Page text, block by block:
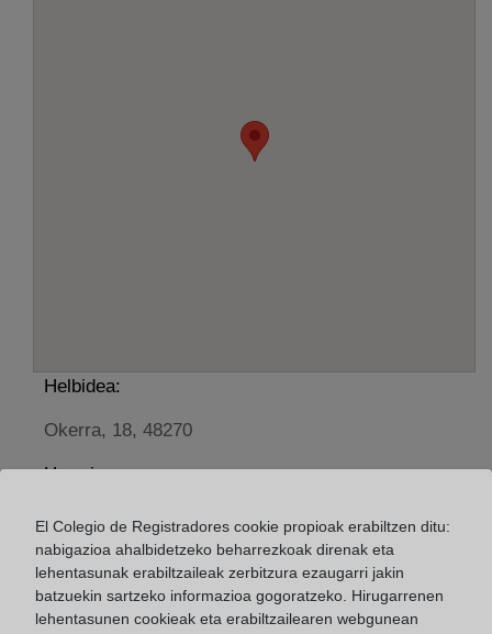
Helbidea:
Okerra, 18, 48270
Horario:
De lunes a viernes de 09:00 a 17:00 horas
Agosto: De lunes a viernes de 09:00 a 14:00 horas
Los días 24 y 31 de diciembre de 09:00 a 14:00
horas
El Colegio de Registradores cookie propioak erabiltzen ditu:
nabigazioa ahalbidetzeko beharrezkoak direnak eta
lehentasunak erabiltzaileak zerbitzura ezaugarri jakin
batzuekin sartzeko informazioa gogoratzeko. Hirugarrenen
lehentasunen cookieak eta erabiltzailearen webgunean